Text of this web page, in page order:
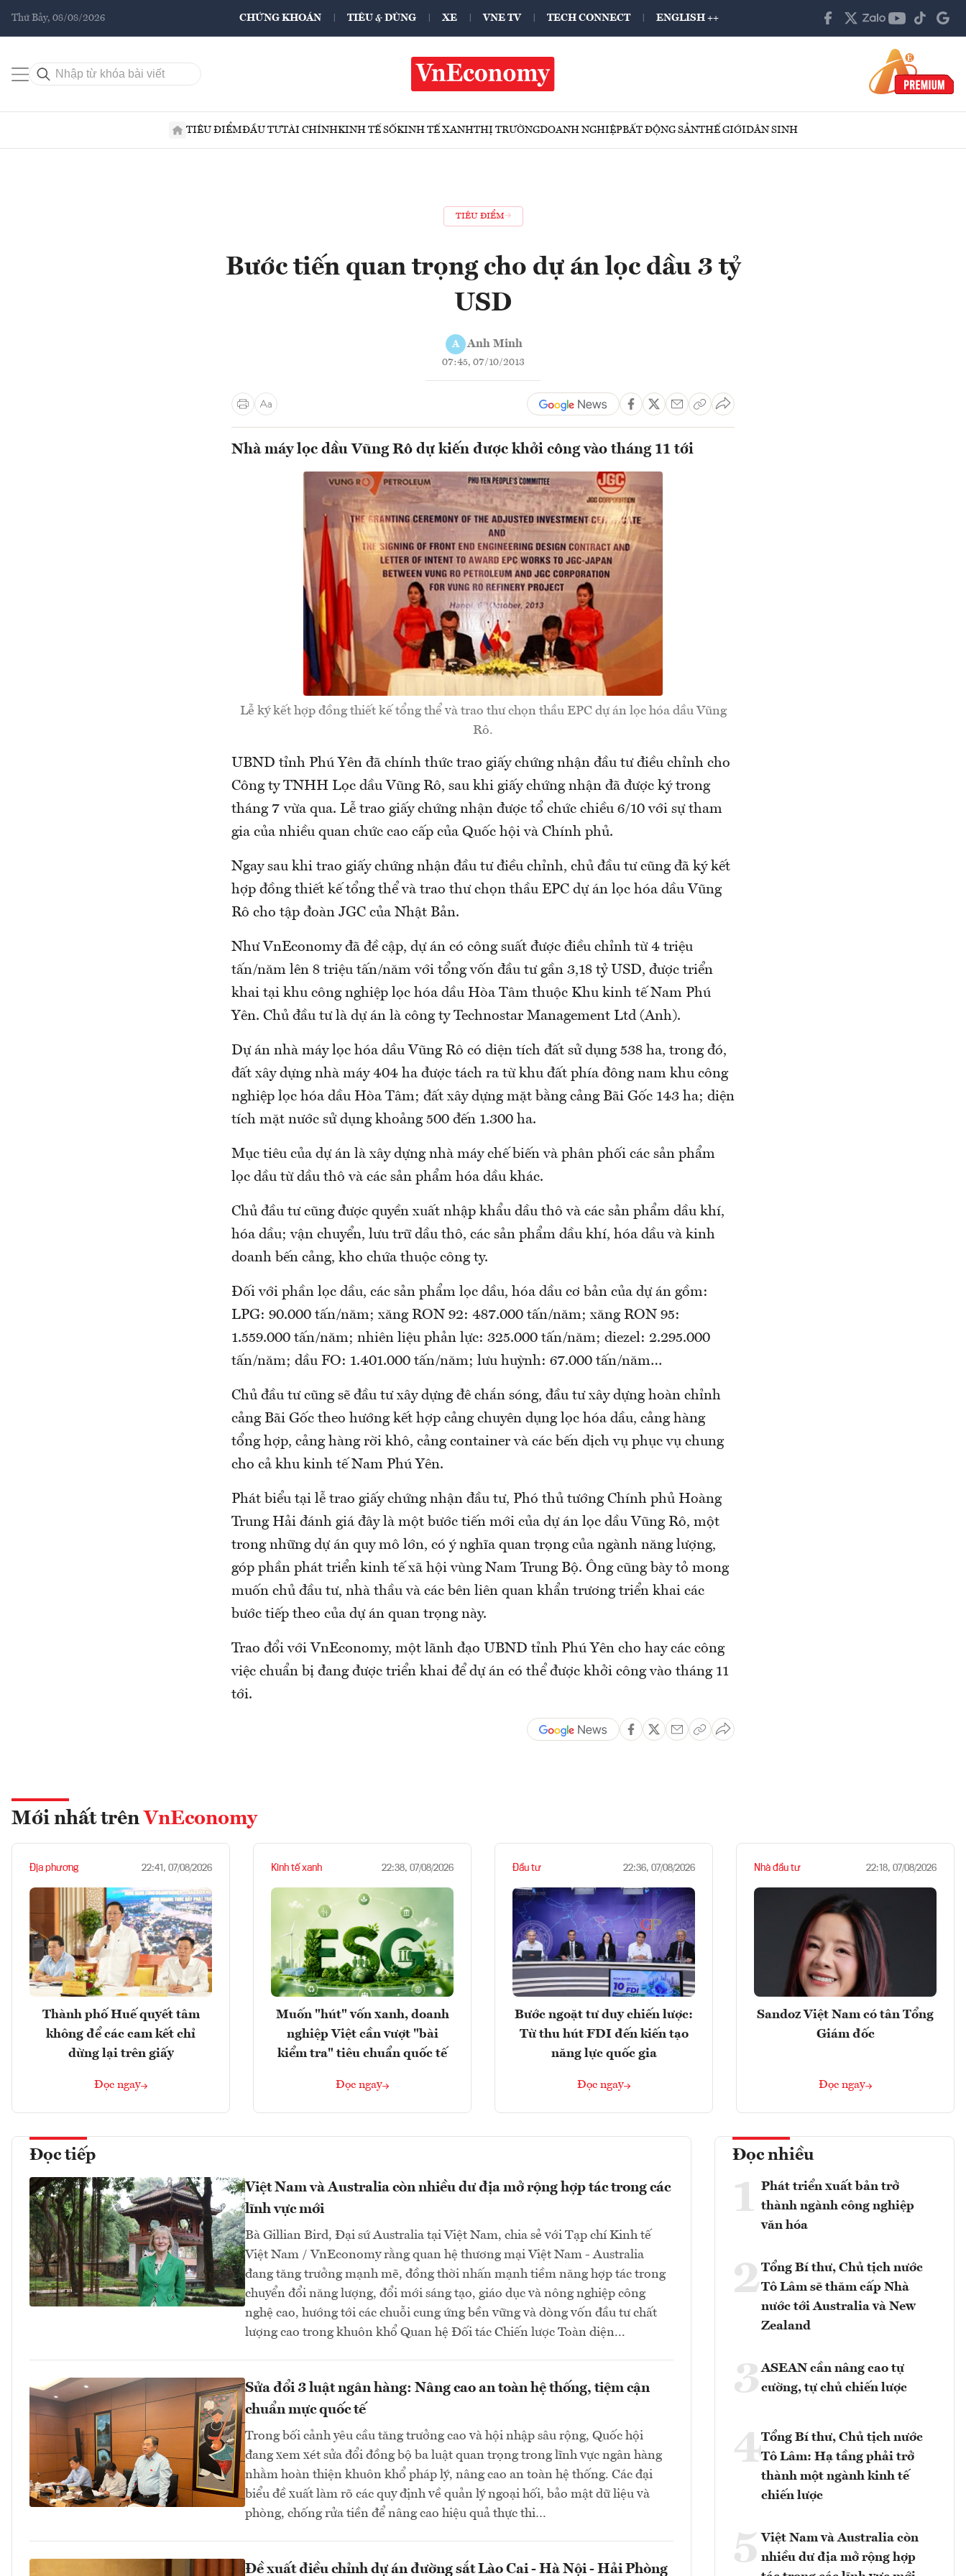
Thứ Bảy, 08/08/2026 CHỨNG KHOÁN TIÊU & DÙNG XE VNE TV TECH CONNECT ENGLISH ++
TIÊU ĐIỂMĐẦU TƯTÀI CHÍNHKINH TẾ SỐKINH TẾ XANHTHỊ TRƯỜNGDOANH NGHIỆPBẤT ĐỘNG SẢNTHẾ GIỚIDÂN SINH
TIÊU ĐIỂM
Bước tiến quan trọng cho dự án lọc dầu 3 tỷ
USD
A Anh Minh
07:45, 07/10/2013
Nhà máy lọc dầu Vũng Rô dự kiến được khởi công vào tháng 11 tới
Lễ ký kết hợp đồng thiết kế tổng thể và trao thư chọn thầu EPC dự án lọc hóa dầu Vũng
Rô.
UBND tỉnh Phú Yên đã chính thức trao giấy chứng nhận đầu tư điều chỉnh cho
Công ty TNHH Lọc dầu Vũng Rô, sau khi giấy chứng nhận đã được ký trong
tháng 7 vừa qua. Lễ trao giấy chứng nhận được tổ chức chiều 6/10 với sự tham
gia của nhiều quan chức cao cấp của Quốc hội và Chính phủ.
Ngay sau khi trao giấy chứng nhận đầu tư điều chỉnh, chủ đầu tư cũng đã ký kết
hợp đồng thiết kế tổng thể và trao thư chọn thầu EPC dự án lọc hóa dầu Vũng
Rô cho tập đoàn JGC của Nhật Bản.
Như VnEconomy đã đề cập, dự án có công suất được điều chỉnh từ 4 triệu
tấn/năm lên 8 triệu tấn/năm với tổng vốn đầu tư gần 3,18 tỷ USD, được triển
khai tại khu công nghiệp lọc hóa dầu Hòa Tâm thuộc Khu kinh tế Nam Phú
Yên. Chủ đầu tư là dự án là công ty Technostar Management Ltd (Anh).
Dự án nhà máy lọc hóa dầu Vũng Rô có diện tích đất sử dụng 538 ha, trong đó,
đất xây dựng nhà máy 404 ha được tách ra từ khu đất phía đông nam khu công
nghiệp lọc hóa dầu Hòa Tâm; đất xây dựng mặt bằng cảng Bãi Gốc 143 ha; diện
tích mặt nước sử dụng khoảng 500 đến 1.300 ha.
Mục tiêu của dự án là xây dựng nhà máy chế biến và phân phối các sản phẩm
lọc dầu từ dầu thô và các sản phẩm hóa dầu khác.
Chủ đầu tư cũng được quyền xuất nhập khẩu dầu thô và các sản phẩm dầu khí,
hóa dầu; vận chuyển, lưu trữ dầu thô, các sản phẩm dầu khí, hóa dầu và kinh
doanh bến cảng, kho chứa thuộc công ty.
Đối với phần lọc dầu, các sản phẩm lọc dầu, hóa dầu cơ bản của dự án gồm:
LPG: 90.000 tấn/năm; xăng RON 92: 487.000 tấn/năm; xăng RON 95:
1.559.000 tấn/năm; nhiên liệu phản lực: 325.000 tấn/năm; diezel: 2.295.000
tấn/năm; dầu FO: 1.401.000 tấn/năm; lưu huỳnh: 67.000 tấn/năm…
Chủ đầu tư cũng sẽ đầu tư xây dựng đê chắn sóng, đầu tư xây dựng hoàn chỉnh
cảng Bãi Gốc theo hướng kết hợp cảng chuyên dụng lọc hóa dầu, cảng hàng
tổng hợp, cảng hàng rời khô, cảng container và các bến dịch vụ phục vụ chung
cho cả khu kinh tế Nam Phú Yên.
Phát biểu tại lễ trao giấy chứng nhận đầu tư, Phó thủ tướng Chính phủ Hoàng
Trung Hải đánh giá đây là một bước tiến mới của dự án lọc dầu Vũng Rô, một
trong những dự án quy mô lớn, có ý nghĩa quan trọng của ngành năng lượng,
góp phần phát triển kinh tế xã hội vùng Nam Trung Bộ. Ông cũng bày tỏ mong
muốn chủ đầu tư, nhà thầu và các bên liên quan khẩn trương triển khai các
bước tiếp theo của dự án quan trọng này.
Trao đổi với VnEconomy, một lãnh đạo UBND tỉnh Phú Yên cho hay các công
việc chuẩn bị đang được triển khai để dự án có thể được khởi công vào tháng 11
tới.
Mới nhất trên VnEconomy
Địa phương 22:41, 07/08/2026
Thành phố Huế quyết tâm
không để các cam kết chỉ
dừng lại trên giấy
Đọc ngay
Kinh tế xanh 22:38, 07/08/2026
Muốn "hút" vốn xanh, doanh
nghiệp Việt cần vượt "bài
kiểm tra" tiêu chuẩn quốc tế
Đọc ngay
Đầu tư 22:36, 07/08/2026
Bước ngoặt tư duy chiến lược:
Từ thu hút FDI đến kiến tạo
năng lực quốc gia
Đọc ngay
Nhà đầu tư 22:18, 07/08/2026
Sandoz Việt Nam có tân Tổng
Giám đốc
Đọc ngay
Đọc tiếp
Việt Nam và Australia còn nhiều dư địa mở rộng hợp tác trong các
lĩnh vực mới
Bà Gillian Bird, Đại sứ Australia tại Việt Nam, chia sẻ với Tạp chí Kinh tế
Việt Nam / VnEconomy rằng quan hệ thương mại Việt Nam - Australia
đang tăng trưởng mạnh mẽ, đồng thời nhấn mạnh tiềm năng hợp tác trong
chuyển đổi năng lượng, đổi mới sáng tạo, giáo dục và nông nghiệp công
nghệ cao, hướng tới các chuỗi cung ứng bền vững và dòng vốn đầu tư chất
lượng cao trong khuôn khổ Quan hệ Đối tác Chiến lược Toàn diện...
Sửa đổi 3 luật ngân hàng: Nâng cao an toàn hệ thống, tiệm cận
chuẩn mực quốc tế
Trong bối cảnh yêu cầu tăng trưởng cao và hội nhập sâu rộng, Quốc hội
đang xem xét sửa đổi đồng bộ ba luật quan trọng trong lĩnh vực ngân hàng
nhằm hoàn thiện khuôn khổ pháp lý, nâng cao an toàn hệ thống. Các đại
biểu đề xuất làm rõ các quy định về quản lý ngoại hối, bảo mật dữ liệu và
phòng, chống rửa tiền để nâng cao hiệu quả thực thi…
Đề xuất điều chỉnh dự án đường sắt Lào Cai - Hà Nội - Hải Phòng
Đọc nhiều
1 Phát triển xuất bản trở
thành ngành công nghiệp
văn hóa
2Tổng Bí thư, Chủ tịch nước
Tô Lâm sẽ thăm cấp Nhà
nước tới Australia và New
Zealand
3 ASEAN cần nâng cao tự
cường, tự chủ chiến lược
4Tổng Bí thư, Chủ tịch nước
Tô Lâm: Hạ tầng phải trở
thành một ngành kinh tế
chiến lược
5 Việt Nam và Australia còn
nhiều dư địa mở rộng hợp